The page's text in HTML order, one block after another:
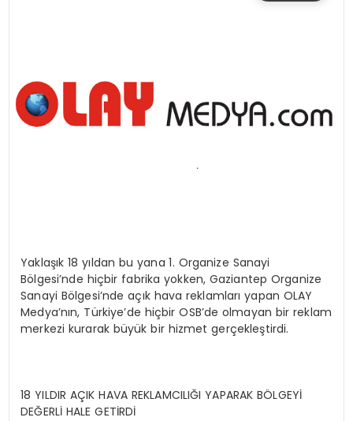
Yaklaşık 18 yıldan bu yana 1. Organize Sanayi
Bölgesi’nde hiçbir fabrika yokken, Gaziantep Organize
Sanayi Bölgesi’nde açık hava reklamları yapan OLAY
Medya’nın, Türkiye’de hiçbir OSB’de olmayan bir reklam
merkezi kurarak büyük bir hizmet gerçekleştirdi.
18 YILDIR AÇIK HAVA REKLAMCILIĞI YAPARAK BÖLGEYİ
DEĞERLİ HALE GETİRDİ